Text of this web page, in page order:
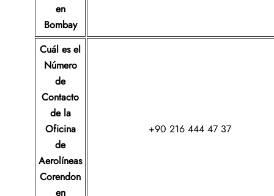
en
Bombay
Cuál es el
Número
de
Contacto
de la
Oficina
de
Aerolíneas
Corendon
en
+90 216 444 47 37